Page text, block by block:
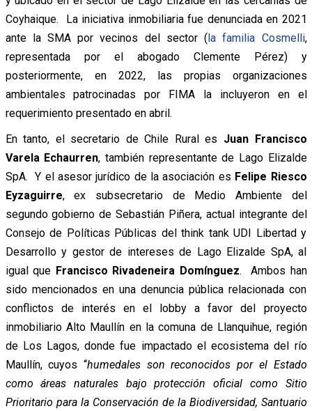
Coyhaique. La iniciativa inmobiliaria fue denunciada en 2021
ante la SMA por vecinos del sector (la familia Cosmelli,
representada por el abogado Clemente Pérez) y
posteriormente, en 2022, las propias organizaciones
ambientales patrocinadas por FIMA la incluyeron en el
requerimiento presentado en abril.
En tanto, el secretario de Chile Rural es Juan Francisco
Varela Echaurren, también representante de Lago Elizalde
SpA. Y el asesor jurídico de la asociación es Felipe Riesco
Eyzaguirre, ex subsecretario de Medio Ambiente del
segundo gobierno de Sebastián Piñera, actual integrante del
Consejo de Políticas Públicas del think tank UDI Libertad y
Desarrollo y gestor de intereses de Lago Elizalde SpA, al
igual que Francisco Rivadeneira Domínguez. Ambos han
sido mencionados en una denuncia pública relacionada con
conflictos de interés en el lobby a favor del proyecto
inmobiliario Alto Maullín en la comuna de Llanquihue, región
de Los Lagos, donde fue impactado el ecosistema del río
Maullín, cuyos “humedales son reconocidos por el Estado
como áreas naturales bajo protección oficial como Sitio
Prioritario para la Conservación de la Biodiversidad, Santuario